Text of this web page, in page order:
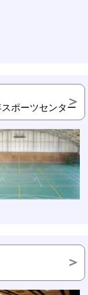
ポーツセンター